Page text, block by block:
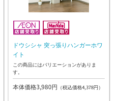
ドウシシャ 突っ張りハンガーホワ
イト
この商品にはバリエーションがありま
す。
本体価格3,980円 （税込価格4,378円）